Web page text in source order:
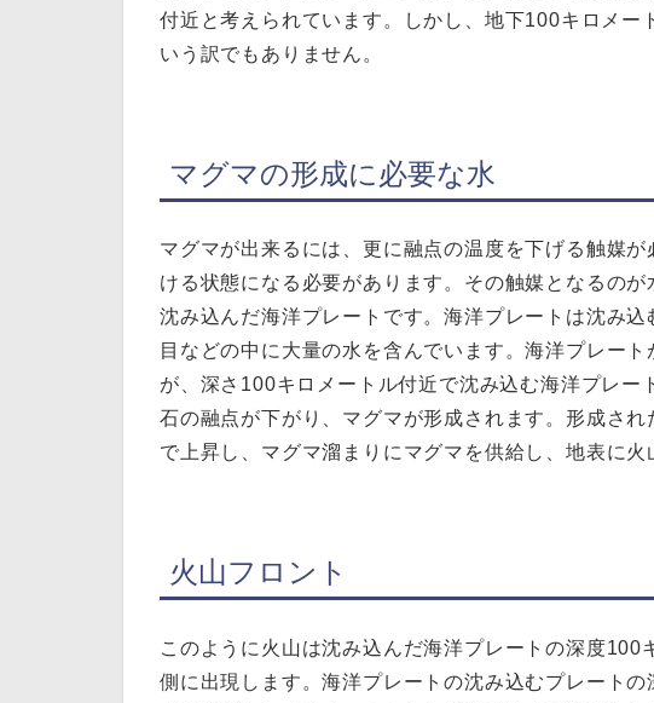
付近と考えられています。しかし、地下100キロメー
いう訳でもありません。
マグマの形成に必要な水
マグマが出来るには、更に融点の温度を下げる触媒
ける状態になる必要があります。その触媒となるのが
沈み込んだ海洋プレートです。海洋プレートは沈み
目などの中に大量の水を含んでいます。海洋プレー
が、深さ100キロメートル付近で沈み込む海洋プレー
石の融点が下がり、マグマが形成されます。形成さ
で上昇し、マグマ溜まりにマグマを供給し、地表に火
火山フロント
このように火山は沈み込んだ海洋プレートの深度100
側に出現します。海洋プレートの沈み込むプレート